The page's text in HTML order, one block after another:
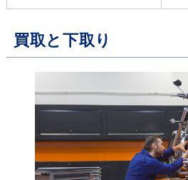
買取と下取り